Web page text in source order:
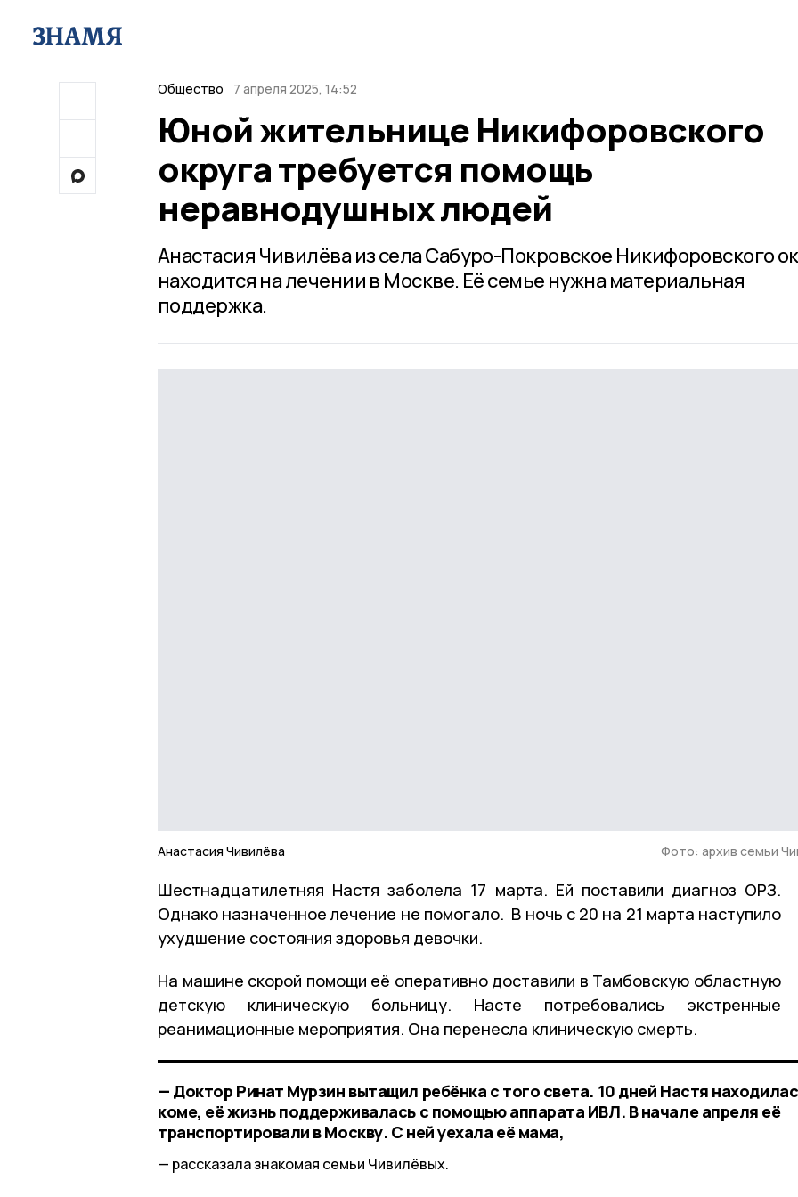
Общество 7 апреля 2025, 14:52
Юной жительнице Никифоровского
округа требуется помощь
неравнодушных людей
Анастасия Чивилёва из села Сабуро-Покровское Никифоровского
находится на лечении в Москве. Её семье нужна материальная
поддержка.
Анастасия Чивилёва Фото: архив семьи
Шестнадцатилетняя Настя заболела 17 марта. Ей поставили диагноз ОРЗ.
Однако назначенное лечение не помогало. В ночь с 20 на 21 марта наступило
ухудшение состояния здоровья девочки.
На машине скорой помощи её оперативно доставили в Тамбовскую областную
детскую клиническую больницу. Насте потребовались экстренные
реанимационные мероприятия. Она перенесла клиническую смерть.
— Доктор Ринат Мурзин вытащил ребёнка с того света. 10 дней Настя
коме, её жизнь поддерживалась с помощью аппарата ИВЛ. В начале апреля её
транспортировали в Москву. С ней уехала её мама,
рассказала знакомая семьи Чивилёвых.